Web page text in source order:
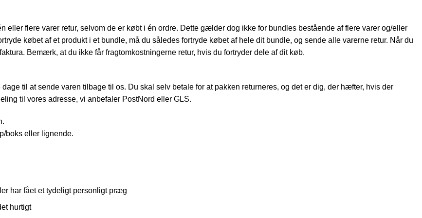
eller flere varer retur, selvom de er købt i én ordre. Dette gælder dog ikke for bundles bestående af flere varer og/eller
købet af et produkt i et bundle, må du således fortryde købet af hele dit bundle, og sende alle varerne retur. Når du
Bemærk, at du ikke får fragtomkostningerne retur, hvis du fortryder dele af dit køb.
til at sende varen tilbage til os. Du skal selv betale for at pakken returneres, og det er dig, der hæfter, hvis der
til vores adresse, vi anbefaler PostNord eller GLS.
boks eller lignende.
har fået et tydeligt personligt præg
hurtigt